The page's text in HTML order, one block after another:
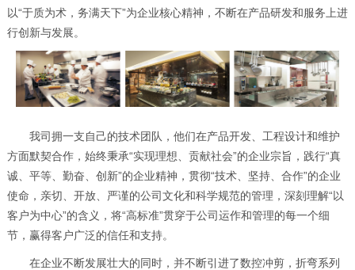
以“于质为术，务满天下”为企业核心精神，不断在产品研发和服务上进
行创新与发展。
我司拥一支自己的技术团队，他们在产品开发、工程设计和维护
方面默契合作，始终秉承“实现理想、贡献社会”的企业宗旨，践行“真
诚、平等、勤奋、创新”的企业精神，贯彻“技术、坚持、合作”的企业
使命，亲切、开放、严谨的公司文化和科学规范的管理，深刻理解“以
客户为中心”的含义，将“高标准”贯穿于公司运作和管理的每一个细
节，赢得客户广泛的信任和支持。
在企业不断发展壮大的同时，并不断引进了数控冲剪，折弯系列